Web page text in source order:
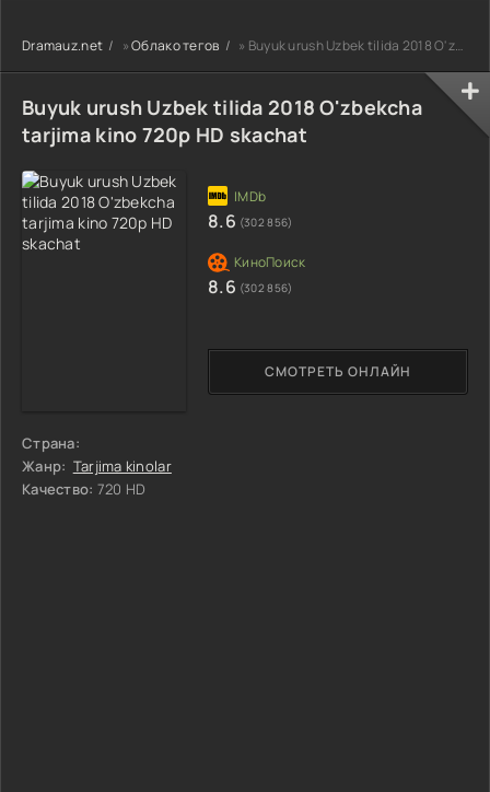
seriali uzbek
tilida Barcha
skachat
tilida Barcha
qismlar 2026 HD
tilida Barcha
qismlar 2026 HD
Dramauz.net »Облако тегов » Buyuk urush Uzbek tilida 2018 O'zbekcha tarjima kino 720p HD skachat
Buyuk urush Uzbek tilida 2018 O'zbekcha
tarjima kino 720p HD skachat
Страна:
Жанр: Tarjima kinolar
Качество: 720 HD
СМОТРЕТЬ ОНЛАЙН
8.6 (302 856)
8.6 (302 856)